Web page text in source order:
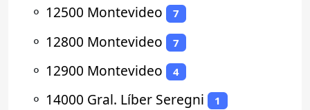
⚬ 12500 Montevideo 7
⚬ 12800 Montevideo 7
⚬ 12900 Montevideo 4
⚬ 14000 Gral. Líber Seregni 1